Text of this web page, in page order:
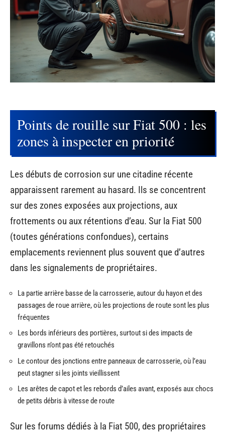
Points de rouille sur Fiat 500 : les
zones à inspecter en priorité
Les débuts de corrosion sur une citadine récente
apparaissent rarement au hasard. Ils se concentrent
sur des zones exposées aux projections, aux
frottements ou aux rétentions d’eau. Sur la Fiat 500
(toutes générations confondues), certains
emplacements reviennent plus souvent que d’autres
dans les signalements de propriétaires.
La partie arrière basse de la carrosserie, autour du hayon et des
passages de roue arrière, où les projections de route sont les plus
fréquentes
Les bords inférieurs des portières, surtout si des impacts de
gravillons n’ont pas été retouchés
Le contour des jonctions entre panneaux de carrosserie, où l’eau
peut stagner si les joints vieillissent
Les arêtes de capot et les rebords d’ailes avant, exposés aux chocs
de petits débris à vitesse de route
Sur les forums dédiés à la Fiat 500, des propriétaires